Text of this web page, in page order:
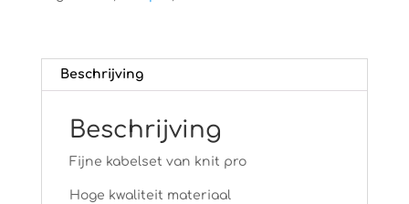
Beschrijving
Beschrijving
Fijne kabelset van knit pro
Hoge kwaliteit materiaal